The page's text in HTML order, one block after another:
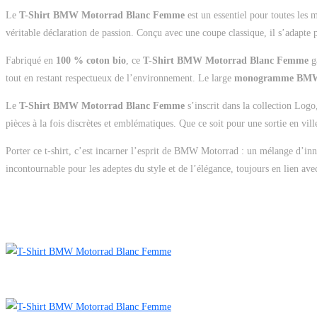
Le T-Shirt BMW Motorrad Blanc Femme est un essentiel pour toutes les
véritable déclaration de passion. Conçu avec une coupe classique, il
Fabriqué en 100 % coton bio , ce T-Shirt BMW Motorrad Blanc Femme
tout en restant respectueux de l’environnement. Le large monogramme
Le T-Shirt BMW Motorrad Blanc Femme s’inscrit dans la collection
pièces à la fois discrètes et emblématiques. Que ce soit pour une sortie en
Porter ce t-shirt, c’est incarner l’esprit de BMW Motorrad : un mélange
incontournable pour les adeptes du style et de l’élégance, toujours en lien